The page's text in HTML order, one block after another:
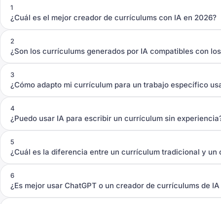
1
¿Cuál es el mejor creador de currículums con IA en 2026?
2
¿Son los currículums generados por IA compatibles con
3
¿Cómo adapto mi currículum para un trabajo específico
4
¿Puedo usar IA para escribir un currículum sin
5
¿Cuál es la diferencia entre un currículum tradicional y un
6
¿Es mejor usar ChatGPT o un creador de currículums de